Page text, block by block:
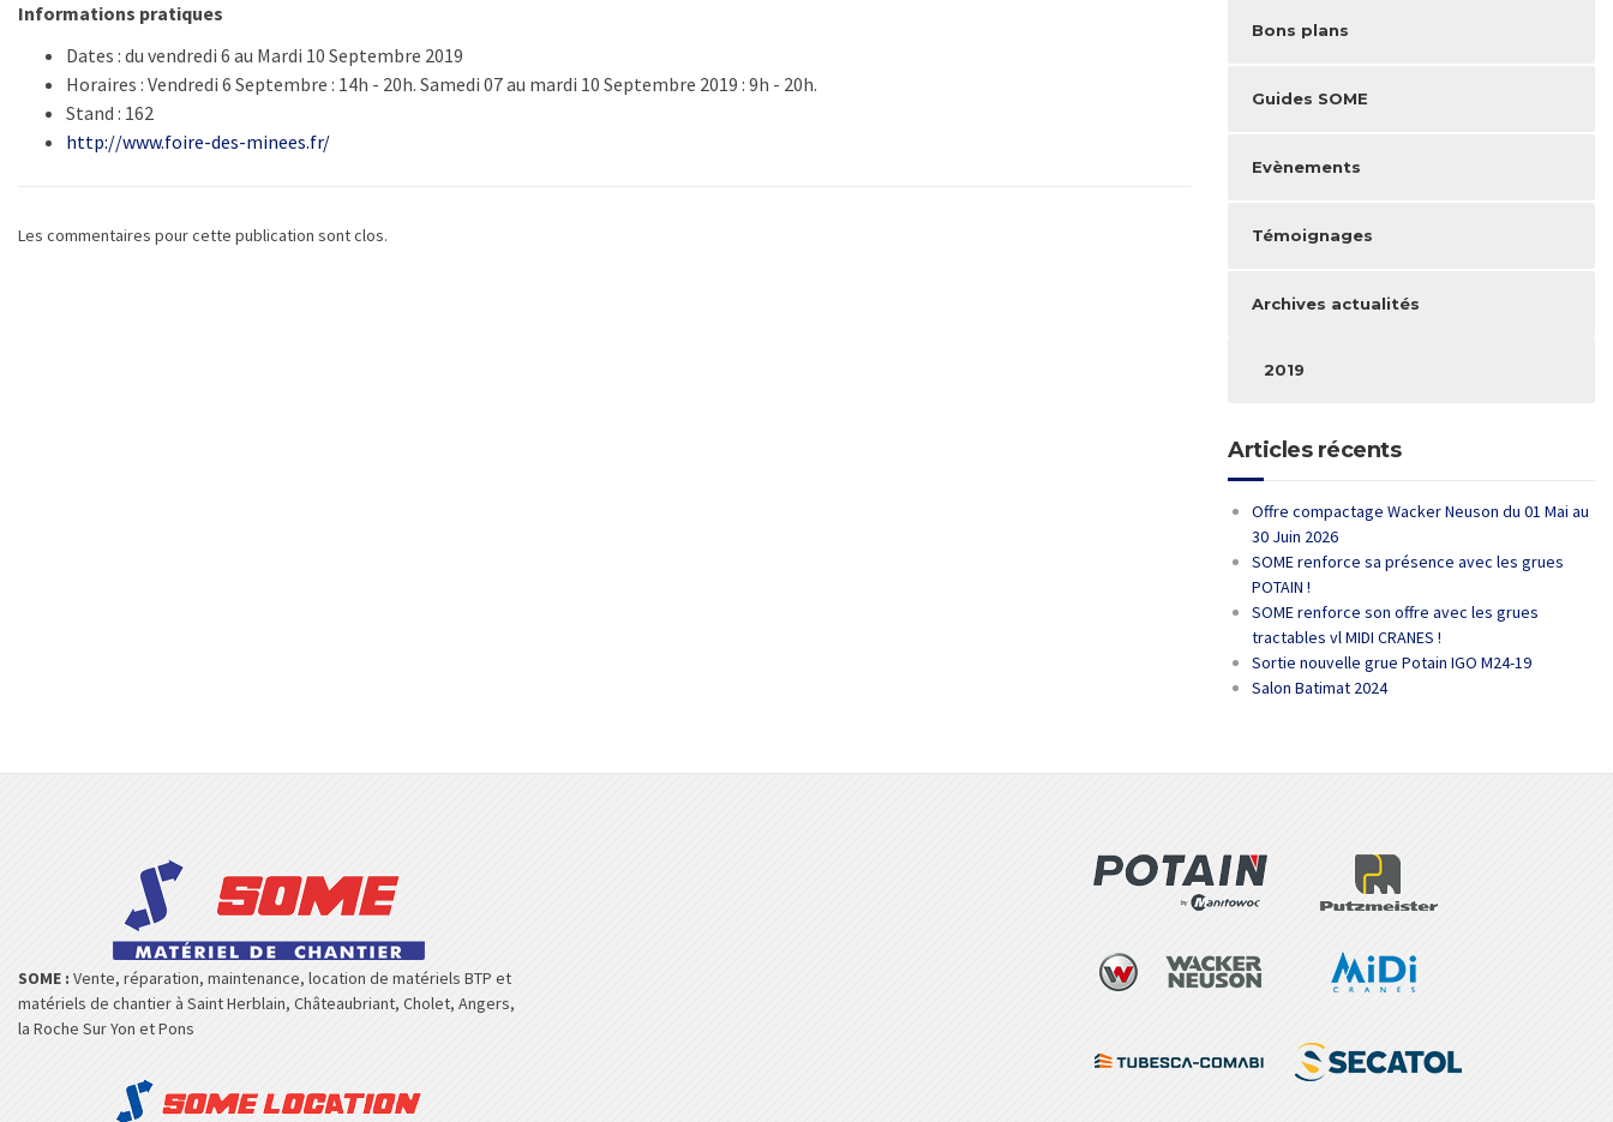
Informations pratiques
Dates : du vendredi 6 au Mardi 10 Septembre 2019
Horaires : Vendredi 6 Septembre : 14h - 20h. Samedi 07 au mardi 10 Septembre 2019 : 9h - 20h.
Stand : 162
http://www.foire-des-minees.fr/
Les commentaires pour cette publication sont clos.
Bons plans
Guides SOME
Evènements
Témoignages
Archives actualités
2019
Articles récents
Offre compactage Wacker Neuson du 01 Mai au
30 Juin 2026
SOME renforce sa présence avec les grues
POTAIN !
SOME renforce son offre avec les grues
tractables vl MIDI CRANES !
Sortie nouvelle grue Potain IGO M24-19
Salon Batimat 2024
SOME : Vente, réparation, maintenance, location de matériels BTP et
matériels de chantier à Saint Herblain, Châteaubriant, Cholet, Angers,
la Roche Sur Yon et Pons